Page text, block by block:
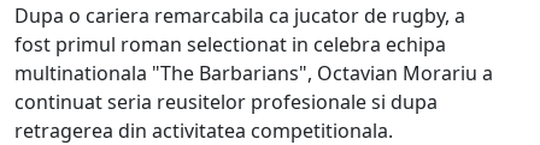
Dupa o cariera remarcabila ca jucator de rugby, a
fost primul roman selectionat in celebra echipa
multinationala "The Barbarians", Octavian Morariu a
continuat seria reusitelor profesionale si dupa
retragerea din activitatea competitionala.